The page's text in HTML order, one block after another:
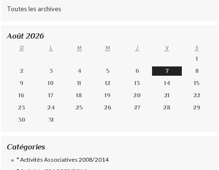
Toutes les archives
Août 2026
D L M M J V S
1
2
3 4 5 6 7
8
9
10 11 12 13 14
15
16
17 18 19 20 21
22
23
24 25 26 27 28
29
30
31
Catégories
* Activités Associatives 2008/2014